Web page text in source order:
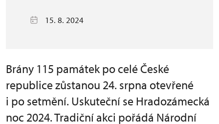
15. 8. 2024
Brány 115 památek po celé České
republice zůstanou 24. srpna otevřené
i po setmění. Uskuteční se Hradozámecká
noc 2024. Tradiční akci pořádá Národní